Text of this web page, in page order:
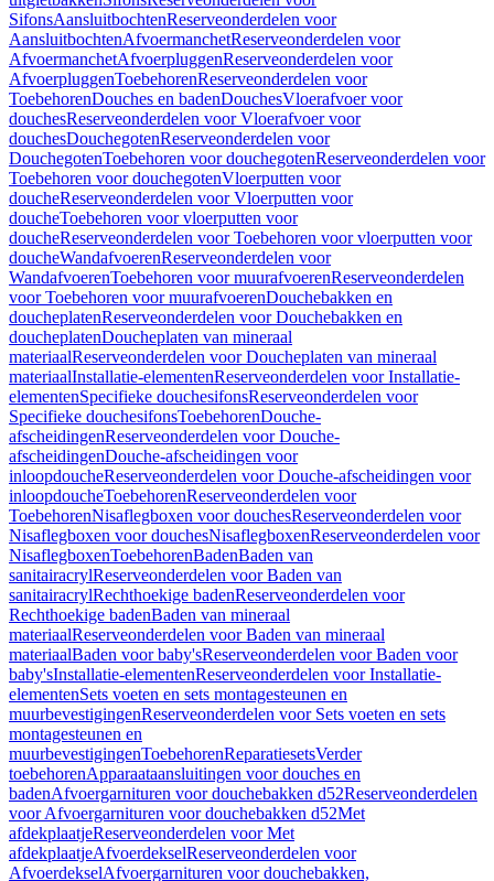
SifonsAansluitbochtenReserveonderdelen voor
AansluitbochtenAfvoermanchetReserveonderdelen voor
AfvoermanchetAfvoerpluggenReserveonderdelen voor
AfvoerpluggenToebehorenReserveonderdelen voor
ToebehorenDouches en badenDouchesVloerafvoer voor
douchesReserveonderdelen voor Vloerafvoer voor
douchesDouchegotenReserveonderdelen voor
DouchegotenToebehoren voor douchegotenReserveonderdelen voor
Toebehoren voor douchegotenVloerputten voor
doucheReserveonderdelen voor Vloerputten voor
doucheToebehoren voor vloerputten voor
doucheReserveonderdelen voor Toebehoren voor vloerputten voor
doucheWandafvoerenReserveonderdelen voor
WandafvoerenToebehoren voor muurafvoerenReserveonderdelen
voor Toebehoren voor muurafvoerenDouchebakken en
doucheplatenReserveonderdelen voor Douchebakken en
doucheplatenDoucheplaten van mineraal
materiaalReserveonderdelen voor Doucheplaten van mineraal
materiaalInstallatie-elementenReserveonderdelen voor Installatie-
elementenSpecifieke douchesifonsReserveonderdelen voor
Specifieke douchesifonsToebehorenDouche-
afscheidingenReserveonderdelen voor Douche-
afscheidingenDouche-afscheidingen voor
inloopdoucheReserveonderdelen voor Douche-afscheidingen voor
inloopdoucheToebehorenReserveonderdelen voor
ToebehorenNisaflegboxen voor douchesReserveonderdelen voor
Nisaflegboxen voor douchesNisaflegboxenReserveonderdelen voor
NisaflegboxenToebehorenBadenBaden van
sanitairacrylReserveonderdelen voor Baden van
sanitairacrylRechthoekige badenReserveonderdelen voor
Rechthoekige badenBaden van mineraal
materiaalReserveonderdelen voor Baden van mineraal
materiaalBaden voor baby'sReserveonderdelen voor Baden voor
baby'sInstallatie-elementenReserveonderdelen voor Installatie-
elementenSets voeten en sets montagesteunen en
muurbevestigingenReserveonderdelen voor Sets voeten en sets
montagesteunen en
muurbevestigingenToebehorenReparatiesetsVerder
toebehorenApparaataansluitingen voor douches en
badenAfvoergarnituren voor douchebakken d52Reserveonderdelen
voor Afvoergarnituren voor douchebakken d52Met
afdekplaatjeReserveonderdelen voor Met
afdekplaatjeAfvoerdekselReserveonderdelen voor
AfvoerdekselAfvoergarnituren voor douchebakken,